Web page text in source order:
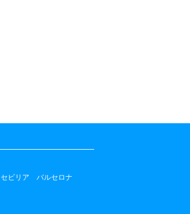
セビリア
バルセロナ